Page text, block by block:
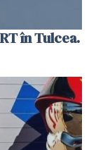
în Tulcea.